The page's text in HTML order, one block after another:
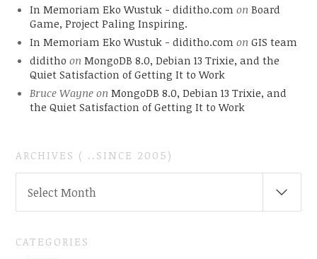
In Memoriam Eko Wustuk - diditho.com on Board
Game, Project Paling Inspiring.
In Memoriam Eko Wustuk - diditho.com on GIS team
diditho on MongoDB 8.0, Debian 13 Trixie, and the
Quiet Satisfaction of Getting It to Work
Bruce Wayneon MongoDB 8.0, Debian 13 Trixie, and
the Quiet Satisfaction of Getting It to Work
ARCHIVES ( ..SINCE 2005)
Select Month
CATEGORIES